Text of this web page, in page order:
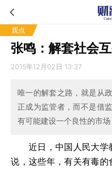
观点
张鸣：解套社会
2015年12月02日 13:37
唯一的解套之路，就是从
正成为监管者，而不是借
有可能建设一个良性的市场
近日，中国人民大学
说，这些年，有关有毒